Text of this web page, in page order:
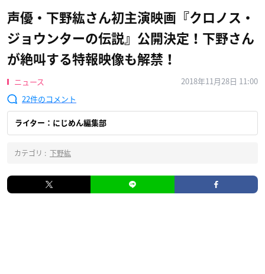
声優・下野紘さん初主演映画『クロノス・
ジョウンターの伝説』公開決定！下野さん
が絶叫する特報映像も解禁！
ニュース
2018年11月28日 11:00
22
ライター：にじめん編集部
カテゴリ : 下野紘